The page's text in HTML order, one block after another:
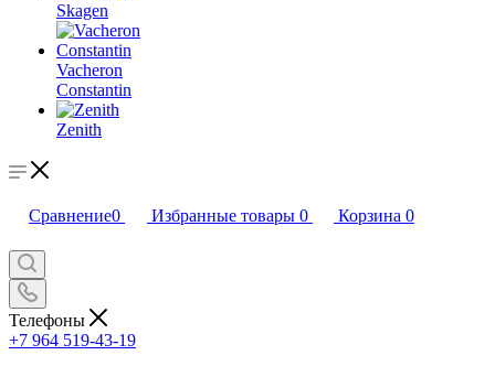
Skagen
Vacheron
Constantin
Zenith
Сравнение0 Избранные товары 0 Корзина 0
Телефоны
+7 964 519-43-19